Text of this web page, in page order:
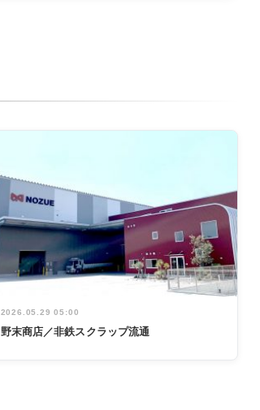
2026.05.29 05:00
野末商店／非鉄スクラップ流通